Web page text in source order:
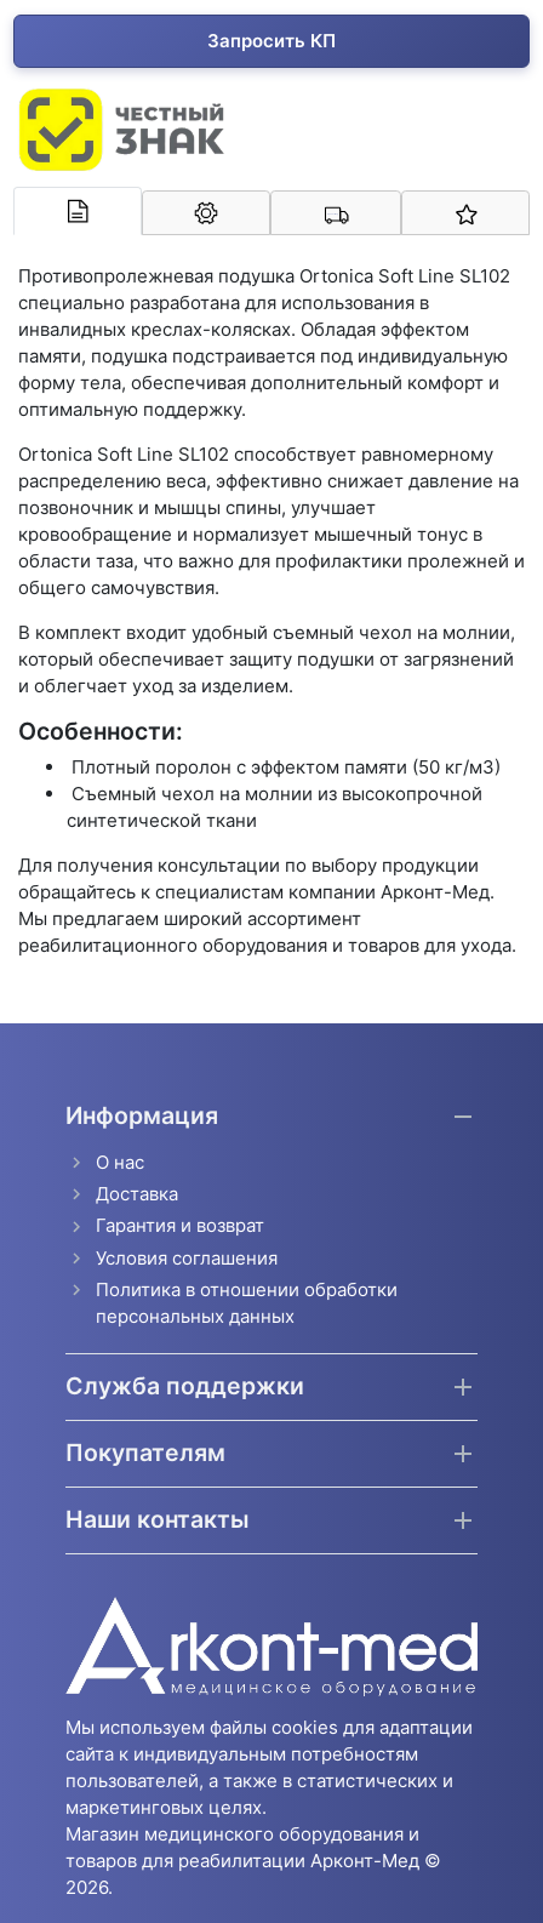
Запросить КП
Арконт-Мед
Противопролежневая подушка Ortonica Soft Line SL102
специально разработана для использования в
инвалидных креслах-колясках. Обладая эффектом
памяти, подушка подстраивается под индивидуальную
форму тела, обеспечивая дополнительный комфорт и
оптимальную поддержку.
Ortonica Soft Line SL102 способствует равномерному
распределению веса, эффективно снижает давление на
позвоночник и мышцы спины, улучшает
кровообращение и нормализует мышечный тонус в
области таза, что важно для профилактики пролежней и
общего самочувствия.
В комплект входит удобный съемный чехол на молнии,
который обеспечивает защиту подушки от загрязнений
и облегчает уход за изделием.
Особенности:
Плотный поролон с эффектом памяти (50 кг/м3)
Съемный чехол на молнии из высокопрочной
синтетической ткани
Для получения консультации по выбору продукции
обращайтесь к специалистам компании Арконт-Мед.
Мы предлагаем широкий ассортимент
реабилитационного оборудования и товаров для ухода.
Информация
О нас
Доставка
Гарантия и возврат
Условия соглашения
Политика в отношении обработки
персональных данных
Служба поддержки
Покупателям
Наши контакты
Мы используем файлы cookies для адаптации
сайта к индивидуальным потребностям
пользователей, а также в статистических и
маркетинговых целях.
Магазин медицинского оборудования и
товаров для реабилитации Арконт-Мед ©
2026.